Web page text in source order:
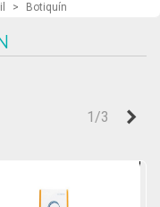
> Botiquín
1/3